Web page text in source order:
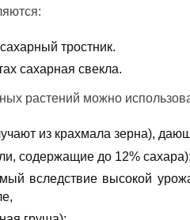
тростник.
сахарная свекла.
растений можно
из крахмала зерна),
содержащие до 12% сахара);
вследствие высокой